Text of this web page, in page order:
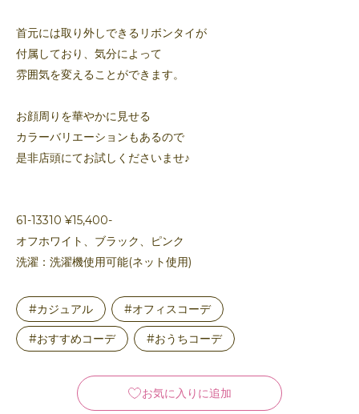
首元には取り外しできるリボンタイが
付属しており、気分によって
雰囲気を変えることができます。
お顔周りを華やかに見せる
カラーバリエーションもあるので
是非店頭にてお試しくださいませ♪
61-13310 ¥15,400-
オフホワイト、ブラック、ピンク
洗濯：洗濯機使用可能(ネット使用)
#カジュアル #オフィスコーデ
#おすすめコーデ #おうちコーデ
お気に入りに追加